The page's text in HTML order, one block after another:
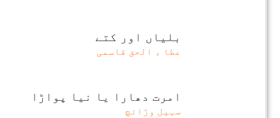
بلیاں اور کتے
عطا ء الحق قاسمی
امرت دھارا یا نیا پواڑا
سہیل وڑائچ